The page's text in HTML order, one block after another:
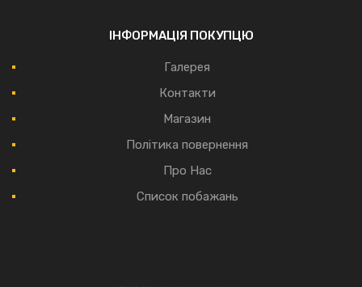
ІНФОРМАЦІЯ ПОКУПЦЮ
Галерея
Контакти
Магазин
Політика повернення
Про Нас
Список побажань